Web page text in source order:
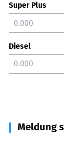
Super Plus
Diesel
Meldung